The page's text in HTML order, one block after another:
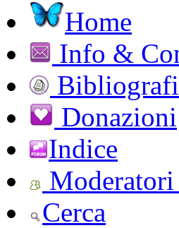
Home
Info &
Donazioni
Indice
Cerca